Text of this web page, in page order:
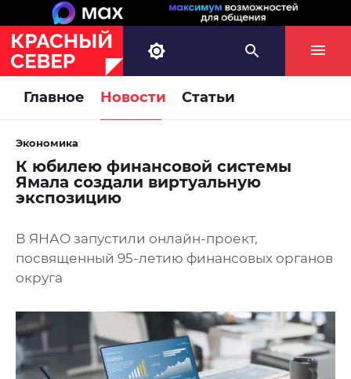
Главное Новости Статьи
Экономика
К юбилею финансовой системы
Ямала создали виртуальную
экспозицию
В ЯНАО запустили онлайн-проект,
посвященный 95-летию финансовых органов
округа